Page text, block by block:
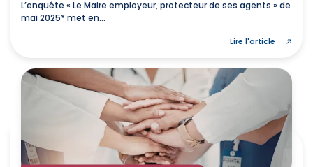
L’enquête « Le Maire employeur, protecteur de ses agents » de
mai 2025* met en...
Lire l'article